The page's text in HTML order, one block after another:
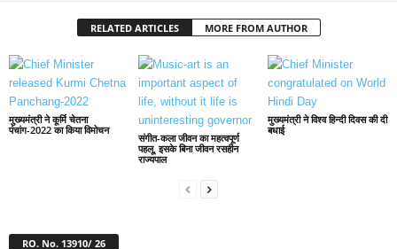
RELATED ARTICLES MORE FROM AUTHOR
मुख्यमंत्री ने कूर्मि चेतना
पंचांग-2022 का किया विमोचन
संगीत-कला जीवन का महत्वपूर्ण
पहलू, इसके बिना जीवन रसहीन
राज्यपाल
मुख्यमंत्री ने विश्व हिन्दी दिवस की दी
बधाई
RO. No. 13910/ 26